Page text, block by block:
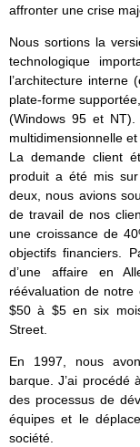
affronter une crise
Nous sortions la
technologique
l’architecture interne
plate-forme
(Windows 95 et
multidimensionnelle
La demande client
produit a été mis
deux, nous avions
de travail de nos
une croissance de
objectifs financiers.
d’une affaire en
réévaluation de notre
$50 à $5 en six
Street.
En 1997, nous
barque. J’ai procédé
des processus de
équipes et le
société.